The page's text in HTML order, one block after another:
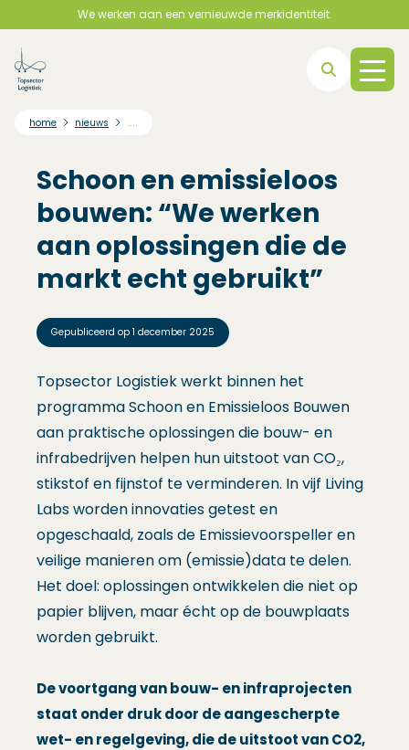
Direct naar hoofdinhoud
Direct naar hoofdnavigatie
Direct naar footer
We werken aan een vernieuwde merkidentiteit.
home nieuws ....
Schoon en emissieloos
bouwen: “We werken
aan oplossingen die de
markt echt gebruikt”
Gepubliceerd op 1 december 2025
Topsector Logistiek werkt binnen het
programma Schoon en Emissieloos Bouwen
aan praktische oplossingen die bouw- en
infrabedrijven helpen hun uitstoot van CO₂,
stikstof en fijnstof te verminderen. In vijf Living
Labs worden innovaties getest en
opgeschaald, zoals de Emissievoorspeller en
veilige manieren om (emissie)data te delen.
Het doel: oplossingen ontwikkelen die niet op
papier blijven, maar écht op de bouwplaats
worden gebruikt.
De voortgang van bouw- en infraprojecten
staat onder druk door de aangescherpte
wet- en regelgeving, die de uitstoot van CO2,